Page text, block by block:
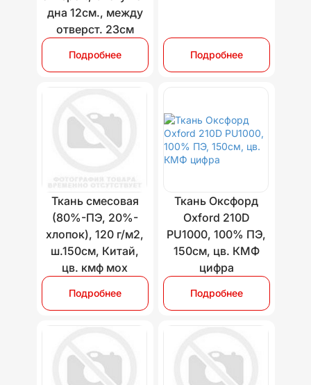
дна 12см., между
отверст. 23см
Подробнее Подробнее
Ткань смесовая
(80%-ПЭ, 20%-
хлопок), 120 г/м2,
ш.150см, Китай,
цв. кмф мох
Подробнее
Ткань Оксфорд
Oxford 210D
PU1000, 100% ПЭ,
150см, цв. КМФ
цифра
Подробнее